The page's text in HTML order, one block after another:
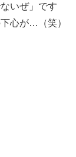
いぜ」です
心が…（笑）